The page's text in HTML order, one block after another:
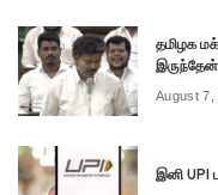
தமிழக
August 7,
இனி UPI